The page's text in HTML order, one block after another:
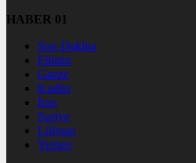
HABER 01
Son Dakika
Filistin
Gazze
Kudüs
İran
Suriye
Lübnan
Yemen